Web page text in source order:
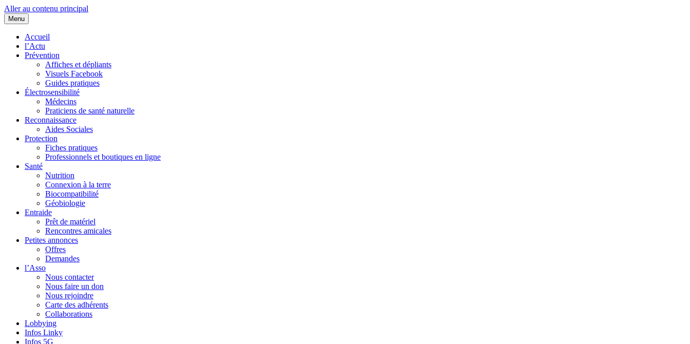
Aller au contenu principal
Cœurs d'EHS
Association d'Êtres Humains Sensibles et Solidaires pour une entraide collaborative.
Menu
Accueil
l’Actu
Prévention
Affiches et dépliants
Visuels Facebook
Guides pratiques
Électrosensibilité
Médecins
Praticiens de santé naturelle
Reconnaissance
Aides Sociales
Protection
Fiches pratiques
Professionnels et boutiques en ligne
Santé
Nutrition
Connexion à la terre
Biocompatibilité
Géobiologie
Entraide
Prêt de matériel
Rencontres amicales
Petites annonces
Offres
Demandes
l’Asso
Nous contacter
Nous faire un don
Nous rejoindre
Carte des adhérents
Collaborations
Lobbying
Infos Linky
Infos 5G